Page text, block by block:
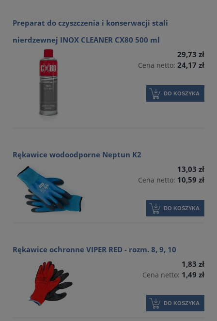
Preparat do czyszczenia i konserwacji stali
nierdzewnej INOX CLEANER CX80 500 ml
29,73 zł
Cena netto: 24,17 zł
DO KOSZYKA
Rękawice wodoodporne Neptun K2
13,03 zł
Cena netto: 10,59 zł
DO KOSZYKA
Rękawice ochronne VIPER RED - rozm. 8, 9, 10
1,83 zł
Cena netto: 1,49 zł
DO KOSZYKA